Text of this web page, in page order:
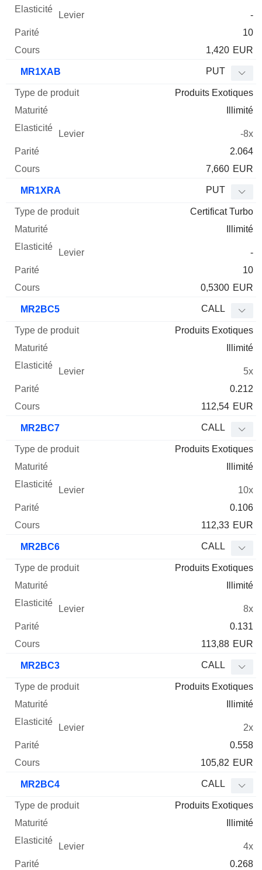
-
10
1,420 EUR
MR1XAB PUT
Produits Exotiques
Illimité
-8x
2.064
7,660 EUR
MR1XRA PUT
Certificat Turbo
Illimité
-
10
0,5300 EUR
MR2BC5 CALL
Produits Exotiques
Illimité
5x
0.212
112,54 EUR
MR2BC7 CALL
Produits Exotiques
Illimité
10x
0.106
112,33 EUR
MR2BC6 CALL
Produits Exotiques
Illimité
8x
0.131
113,88 EUR
MR2BC3 CALL
Produits Exotiques
Illimité
2x
0.558
105,82 EUR
MR2BC4 CALL
Produits Exotiques
Illimité
4x
0.268